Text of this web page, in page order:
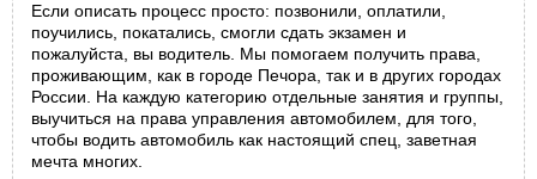
Если описать процесс просто: позвонили, оплатили,
поучились, покатались, смогли сдать экзамен и
пожалуйста, вы водитель. Мы помогаем получить права,
проживающим, как в городе Печора, так и в других городах
России. На каждую категорию отдельные занятия и группы,
выучиться на права управления автомобилем, для того,
чтобы водить автомобиль как настоящий спец, заветная
мечта многих.